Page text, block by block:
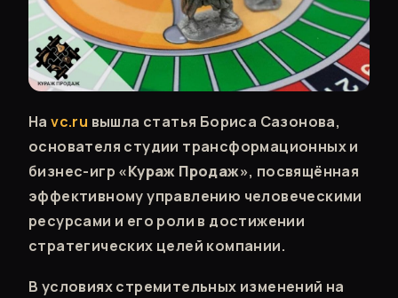
Наvc.ru вышла статья Бориса Сазонова,
основателя студии трансформационных и
бизнес-игр «Кураж Продаж», посвящённая
эффективному управлению человеческими
ресурсами и его роли в достижении
стратегических целей компании.
В условиях стремительных изменений на